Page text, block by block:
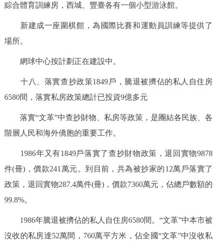
綜合體育訓練房，西城、豐臺各有一個小型游泳館。
新建成一座圍棋館，為國際比賽和運動員訓練等提供了
場所。
網球中心按計劃正在建設中。
十八、落實查抄政策1849戶，騰退被擠佔的私人自住房
6580間，落實私房政策總計已投資9億多元
落實“文革”中查抄財物、私房等政策，是團結各民族、各
階層人民和海外僑胞的重要工作。
1986年又有1849戶落實了查抄財物政策，退回實物9878
件(冊)，價款241萬元。到目前，共為被抄家的12萬戶落實了
政策，退回實物287.4萬件(冊)，價款7360萬元，佔總戶數額的
99.8%。
1986年騰退被擠佔的私人自住房6580間。“文革”中本市被
沒收的私房達52萬間，760萬平方米，佔全國“文革”中沒收私